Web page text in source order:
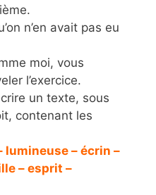
n’en avait pas eu
moi, vous
l’exercice.
un texte, sous
contenant les
lumineuse – écrin –
– esprit –